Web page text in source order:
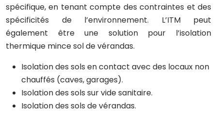
spécifique, en tenant compte des contraintes et des
spécificités de l’environnement. L’ITM peut
également être une solution pour l’isolation
thermique mince sol de vérandas.
Isolation des sols en contact avec des locaux non
chauffés (caves, garages).
Isolation des sols sur vide sanitaire.
Isolation des sols de vérandas.